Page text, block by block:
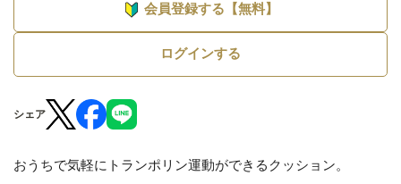
会員登録する【無料】
ログインする
シェア
おうちで気軽にトランポリン運動ができるクッション。